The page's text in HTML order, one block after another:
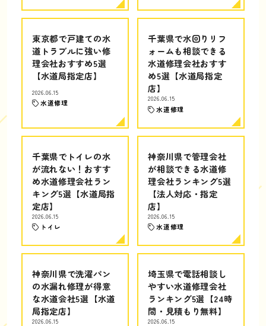
東京都で戸建ての水
道トラブルに強い修
理会社おすすめ5選
【水道局指定店】
2026.06.15
水道修理
千葉県で水回りリフ
ォームも相談できる
水道修理会社おすす
め5選【水道局指定
店】
2026.06.15
水道修理
千葉県でトイレの水
が流れない！おすす
め水道修理会社ラン
キング5選【水道局指
定店】
2026.06.15
トイレ
神奈川県で管理会社
が相談できる水道修
理会社ランキング5選
【法人対応・指定
店】
2026.06.15
水道修理
神奈川県で洗濯パン
の水漏れ修理が得意
な水道会社5選【水道
局指定店】
2026.06.15
埼玉県で電話相談し
やすい水道修理会社
ランキング5選【24時
間・見積もり無料】
2026.06.15